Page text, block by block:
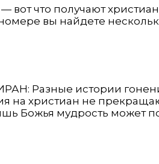
вот что получают
вы найдете
Разные истории
на христиан не
мудрость может